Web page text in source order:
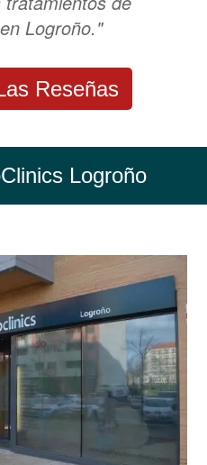
Logroño."
Reseñas
Logroño